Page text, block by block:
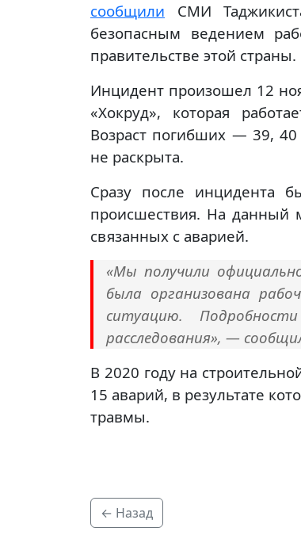
сообщили СМИ
безопасным ведением
правительстве этой страны.
Инцидент произошел 12
«Хокруд», которая
Возраст погибших — 39,
не раскрыта.
Сразу после инцидента
происшествия. На данный
связанных с аварией.
«Мы получили
была организована
ситуацию.
расследования», —
В 2020 году на
15 аварий, в результате
травмы.
← Назад